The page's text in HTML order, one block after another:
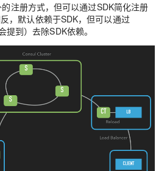
注册方式，但可以通过SDK简化注册
，默认依赖于SDK，但可以通过
到）去除SDK依赖。